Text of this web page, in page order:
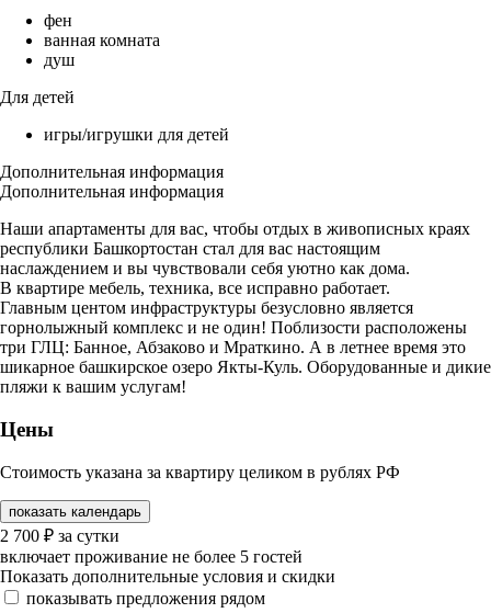
фен
ванная комната
душ
Для детей
игры/игрушки для детей
Дополнительная информация
Дополнительная информация
Наши апартаменты для вас, чтобы отдых в живописных краях
республики Башкортостан стал для вас настоящим
наслаждением и вы чувствовали себя уютно как дома.
В квартире мебель, техника, все исправно работает.
Главным центом инфраструктуры безусловно является
горнолыжный комплекс и не один! Поблизости расположены
три ГЛЦ: Банное, Абзаково и Мраткино. А в летнее время это
шикарное башкирское озеро Якты-Куль. Оборудованные и дикие
пляжи к вашим услугам!
Цены
Стоимость указана за квартиру целиком в рублях РФ
показать календарь
2 700 ₽ за сутки
включает проживание не более 5 гостей
Показать дополнительные условия и скидки
показывать предложения рядом